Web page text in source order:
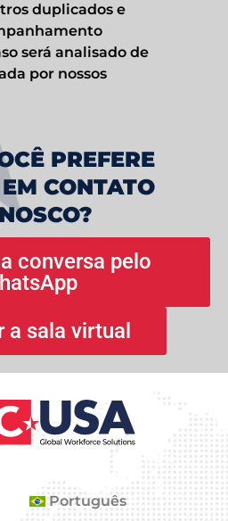
duplicados e
será analisado de
por nossos
PREFERE
CONTATO
conversa pelo
a sala virtual
Português